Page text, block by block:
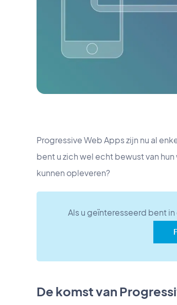
Progressive Web Apps zijn nu al
bent u zich wel echt bewust van
kunnen opleveren?
Als u geïnteresseerd bent
De komst van